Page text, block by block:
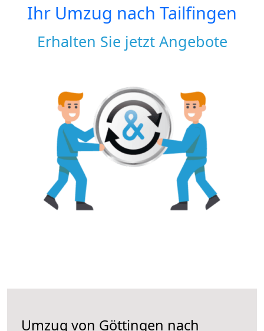
Ihr Umzug nach Tailfingen
Erhalten Sie jetzt Angebote
Umzug von Göttingen nach